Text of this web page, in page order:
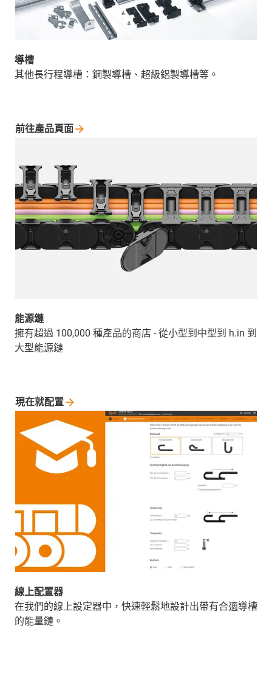
導槽
其他長行程導槽：鋼製導槽、超級鋁製導槽等。
能源鏈
擁有超過 100,000 種產品的商店 - 從小型到中型到 h.in 到
大型能源鏈
前往產品頁面
線上配置器
在我們的線上設定器中，快速輕鬆地設計出帶有合適導槽
的能量鏈。
現在就配置